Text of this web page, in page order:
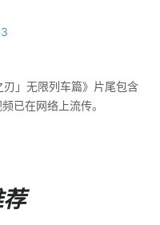
」无限列车篇》片尾包含
已在网络上流传。